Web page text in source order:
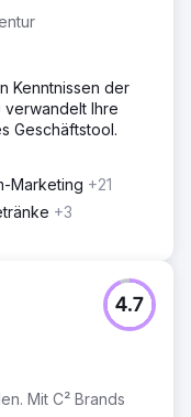
Kenntnissen der
verwandelt Ihre
Geschäftstool.
Marketing +21
+3
Mit C² Brands
4.7